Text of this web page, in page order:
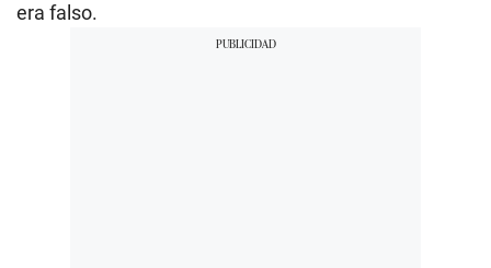
era falso.